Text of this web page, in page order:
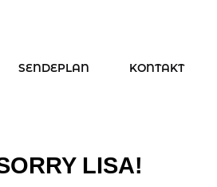
SENDEPLAN KONTAKT
LISA!